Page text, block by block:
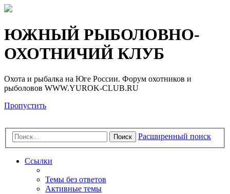
Регистрация
ЮЖНЫЙ РЫБОЛОВНО-
ОХОТНИЧИЙ КЛУБ
Охота и рыбалка на Юге России. Форум охотников и
рыболовов WWW.YUROK-CLUB.RU
Пропустить
Поиск Расширенный поиск
Ссылки
Темы без ответов
Активные темы